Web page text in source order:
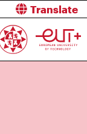
Translate